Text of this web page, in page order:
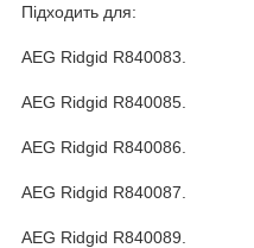
Підходить для:
AEG Ridgid R840083.
AEG Ridgid R840085.
AEG Ridgid R840086.
AEG Ridgid R840087.
AEG Ridgid R840089.